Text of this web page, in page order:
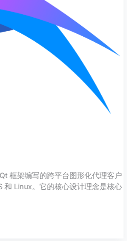
框架编写的跨平台图形化代理客户
和 Linux。它的核心设计理念是核心